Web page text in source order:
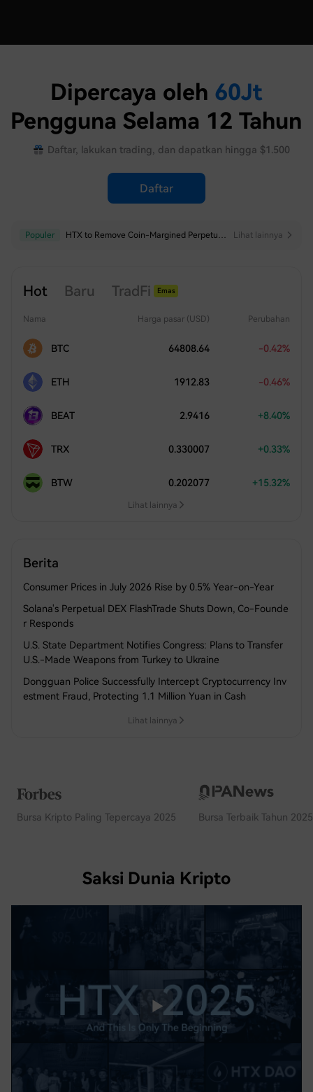
Dipercaya oleh 60Jt
Pengguna Selama 12 Tahun
Daftar, lakukan trading, dan dapatkan hingga $1.500
Daftar
Populer HTX to Adjust Minimum Price Precision for Select USDT-Margined Perpetual Futures Lihat lainnya
Populer HTX to Remove Coin-Margined Perpetual Futures for LTCUSD Lihat lainnya
Hot Baru TradFi
Emas
Nama Harga pasar (USD) Perubahan
BTC 64808.64 -0.42%
ETH 1912.83 -0.46%
BEAT 2.9416 +8.40%
TRX 0.330007 +0.33%
BTW 0.202077 +15.32%
Lihat lainnya
Berita
Consumer Prices in July 2026 Rise by 0.5% Year-on-Year
Solana's Perpetual DEX FlashTrade Shuts Down, Co-Founde
r Responds
U.S. State Department Notifies Congress: Plans to Transfer
U.S.-Made Weapons from Turkey to Ukraine
Dongguan Police Successfully Intercept Cryptocurrency Inv
estment Fraud, Protecting 1.1 Million Yuan in Cash
Lihat lainnya
Bursa Kripto Paling Tepercaya 2025 Bursa Terbaik Tahun 2025
Saksi Dunia Kripto